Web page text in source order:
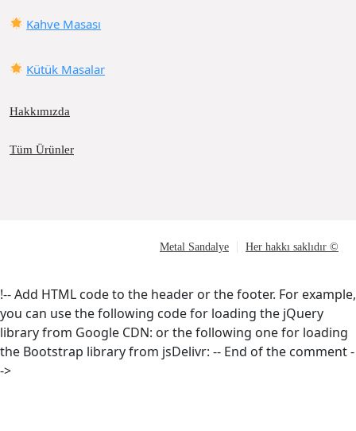
Kahve Masası
Kütük Masalar
Hakkımızda
Tüm Ürünler
Metal Sandalye Her hakkı saklıdır ©
!-- Add HTML code to the header or the footer. For example,
you can use the following code for loading the jQuery
library from Google CDN: or the following one for loading
the Bootstrap library from jsDelivr: -- End of the comment -
->